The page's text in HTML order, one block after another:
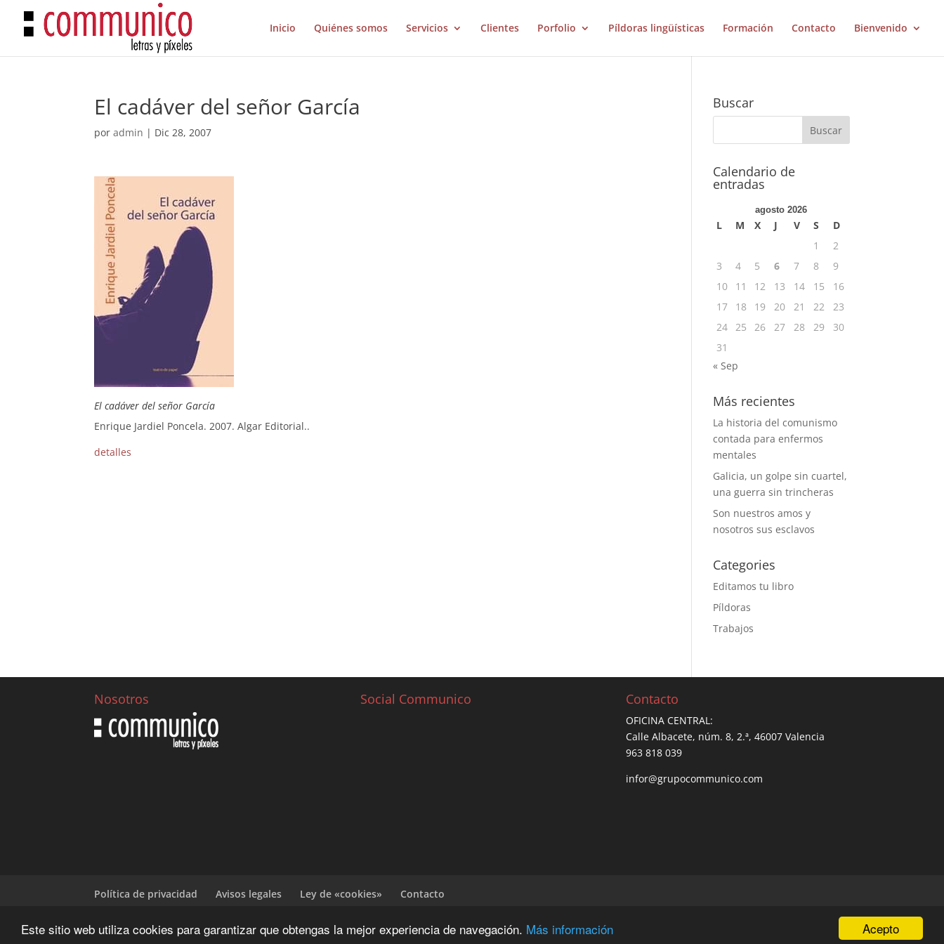
Acepto
Este sitio web utiliza cookies para garantizar que obtengas la mejor experiencia de navegación. Más información
Inicio Quiénes somos Servicios Clientes Porfolio Píldoras lingüísticas Formación Contacto Bienvenido
El cadáver del señor García
poradmin | Dic 28, 2007
El cadáver del señor García
Enrique Jardiel Poncela. 2007. Algar Editorial..
detalles
Buscar
Calendario de
entradas
agosto 2026
L M X J V S
D
1
2
3
4 5 6 7 8
9
10
11 12 13 14 15
16
17
18 19 20 21 22
23
24 25 26 27 28 29
30
31
« Sep
Más recientes
La historia del comunismo
contada para enfermos
mentales
Galicia, un golpe sin cuartel,
una guerra sin trincheras
Son nuestros amos y
nosotros sus esclavos
Categories
Editamos tu libro
Píldoras
Trabajos
Nosotros Social Communico Contacto
OFICINA CENTRAL:
Calle Albacete, núm. 8, 2.ª, 46007 Valencia
963 818 039
infor@grupocommunico.com
Política de privacidad Avisos legales Ley de «cookies» Contacto
Diseñado y desarrrollado por | CIENWEBS.ORG